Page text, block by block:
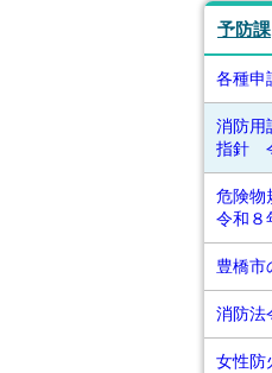
予防課
各種申
消防用
指針
危険物
令和８
豊橋市
消防法
女性防